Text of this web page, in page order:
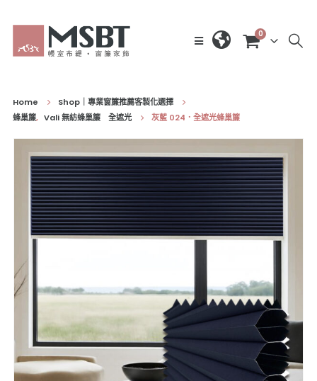
0
Home
Shop｜專業窗簾推薦客製化選擇
蜂巢簾, Vali 無紡蜂巢簾 全遮光 灰藍 024．全遮光蜂巢簾